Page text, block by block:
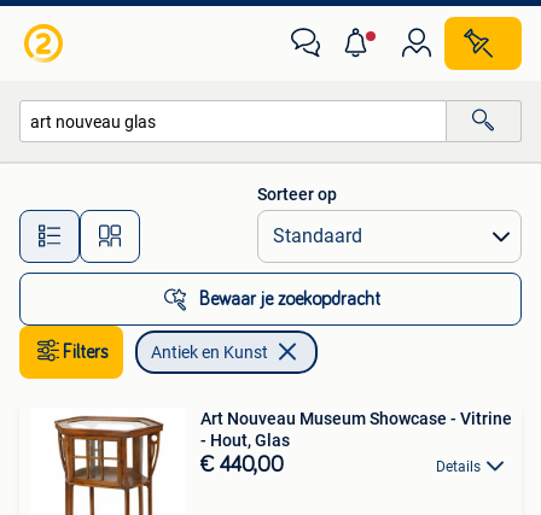
Alle afstanden…
Sorteer op
Bewaar je zoekopdracht
Filters Antiek en Kunst
Art Nouveau Museum Showcase - Vitrine
- Hout, Glas
€ 440,00 Details